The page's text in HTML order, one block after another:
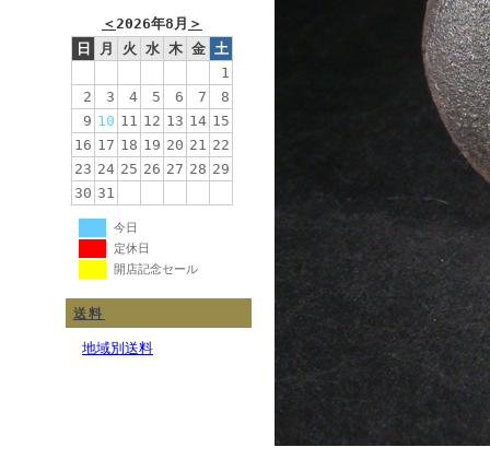
＜2026年8月 ＞
日
月 火 水 木 金 土
1
2
3 4 5 6 7
8
9 10 11 12 13 14 15
16 17 18 19 20 21 22
23 24 25 26 27 28 29
30 31
今日
定休日
開店記念セール
送料
地域別送料